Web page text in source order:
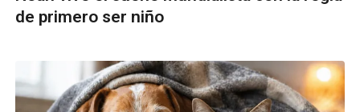
de primero ser niño